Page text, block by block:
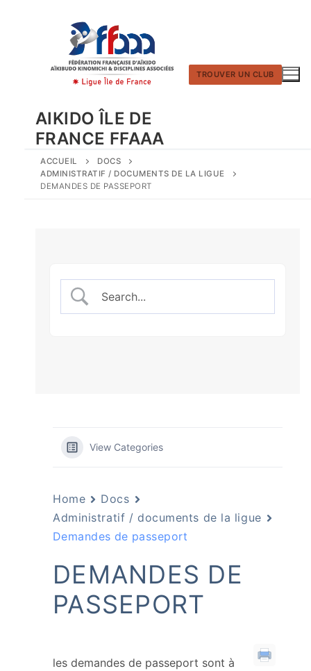
AIKIDO ÎLE DE
FRANCE FFAAA
TROUVER UN CLUB
ACCUEIL
DOCS
ADMINISTRATIF / DOCUMENTS DE LA LIGUE
DEMANDES DE PASSEPORT
View Categories
Home
Docs
Administratif / documents de la ligue
Demandes de passeport
DEMANDES DE
PASSEPORT
les demandes de passeport sont à